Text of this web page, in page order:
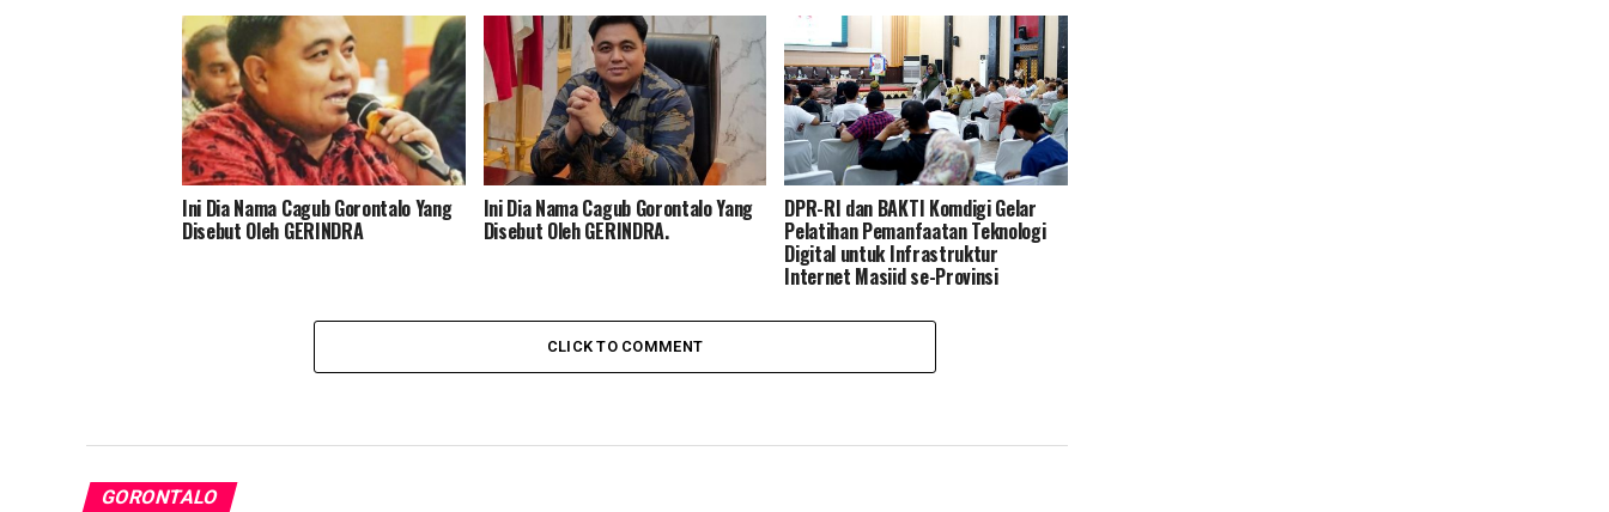
Ini Dia Nama Cagub Gorontalo Yang
Disebut Oleh GERINDRA
Ini Dia Nama Cagub Gorontalo Yang
Disebut Oleh GERINDRA.
DPR-RI dan BAKTI Komdigi Gelar
Pelatihan Pemanfaatan Teknologi
Digital untuk Infrastruktur
Internet Masjid se-Provinsi
CLICK TO COMMENT
GORONTALO